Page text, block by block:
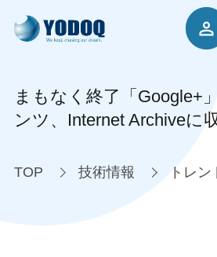
まもなく終了「Google+
ンツ、Internet Archiveに
TOP 技術情報 トレ